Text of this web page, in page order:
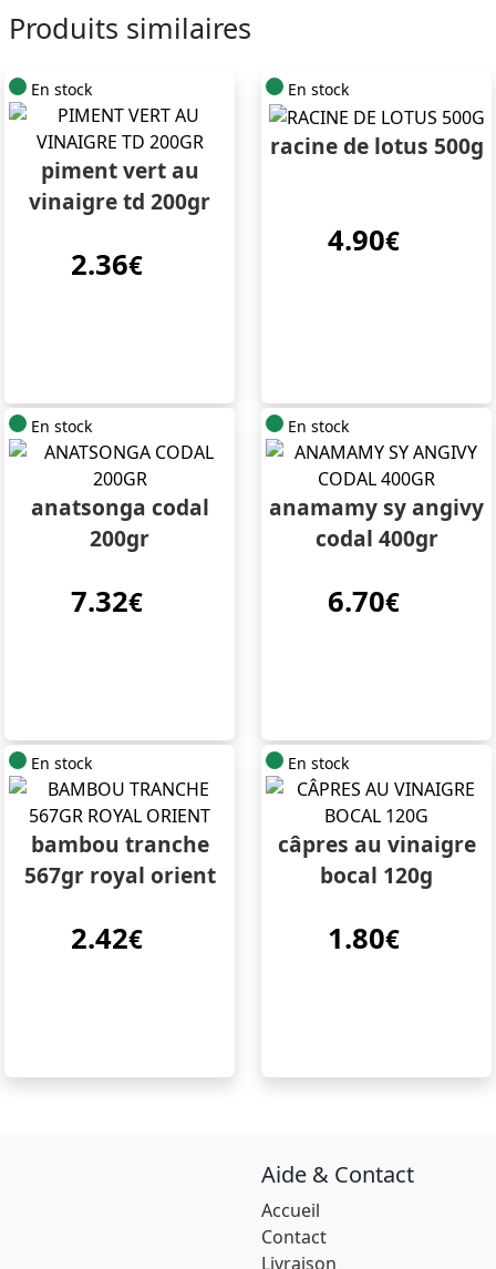
Produits similaires
En stock
piment vert au
vinaigre td 200gr
2.36€
En stock
racine de lotus 500g
4.90€
En stock
anatsonga codal
200gr
7.32€
En stock
anamamy sy angivy
codal 400gr
6.70€
En stock
bambou tranche
567gr royal orient
2.42€
En stock
câpres au vinaigre
bocal 120g
1.80€
Aide & Contact
Accueil
Contact
Livraison